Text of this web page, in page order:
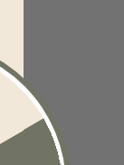
(BIONIC